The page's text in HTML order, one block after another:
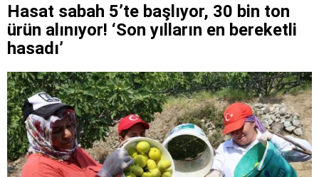
Hasat sabah 5’te başlıyor, 30 bin ton
ürün alınıyor! ‘Son yılların en bereketli
hasadı’